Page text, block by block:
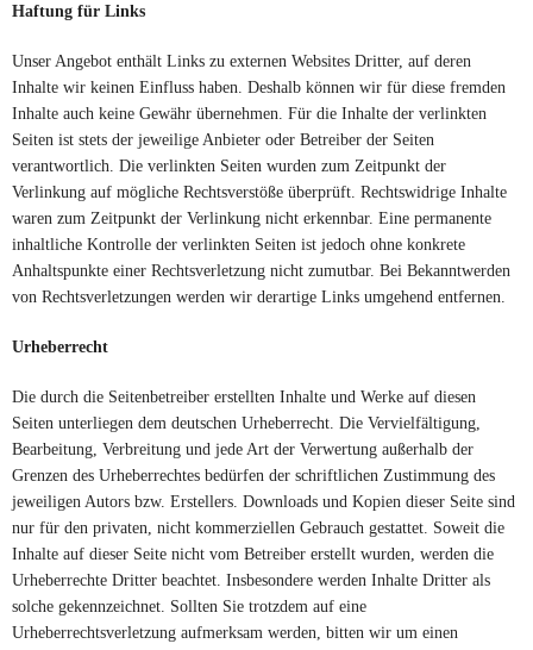
Haftung für Links
Unser Angebot enthält Links zu externen Websites Dritter, auf deren
Inhalte wir keinen Einfluss haben. Deshalb können wir für diese fremden
Inhalte auch keine Gewähr übernehmen. Für die Inhalte der verlinkten
Seiten ist stets der jeweilige Anbieter oder Betreiber der Seiten
verantwortlich. Die verlinkten Seiten wurden zum Zeitpunkt der
Verlinkung auf mögliche Rechtsverstöße überprüft. Rechtswidrige Inhalte
waren zum Zeitpunkt der Verlinkung nicht erkennbar. Eine permanente
inhaltliche Kontrolle der verlinkten Seiten ist jedoch ohne konkrete
Anhaltspunkte einer Rechtsverletzung nicht zumutbar. Bei Bekanntwerden
von Rechtsverletzungen werden wir derartige Links umgehend entfernen.
Urheberrecht
Die durch die Seitenbetreiber erstellten Inhalte und Werke auf diesen
Seiten unterliegen dem deutschen Urheberrecht. Die Vervielfältigung,
Bearbeitung, Verbreitung und jede Art der Verwertung außerhalb der
Grenzen des Urheberrechtes bedürfen der schriftlichen Zustimmung des
jeweiligen Autors bzw. Erstellers. Downloads und Kopien dieser Seite sind
nur für den privaten, nicht kommerziellen Gebrauch gestattet. Soweit die
Inhalte auf dieser Seite nicht vom Betreiber erstellt wurden, werden die
Urheberrechte Dritter beachtet. Insbesondere werden Inhalte Dritter als
solche gekennzeichnet. Sollten Sie trotzdem auf eine
Urheberrechtsverletzung aufmerksam werden, bitten wir um einen